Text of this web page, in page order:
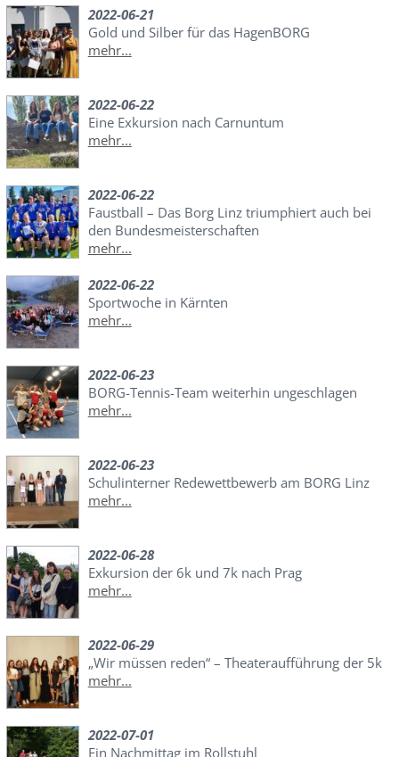
2022-06-21
Gold und Silber für das HagenBORG
mehr...
2022-06-22
Eine Exkursion nach Carnuntum
mehr...
2022-06-22
Faustball – Das Borg Linz triumphiert auch bei
den Bundesmeisterschaften
mehr...
2022-06-22
Sportwoche in Kärnten
mehr...
2022-06-23
BORG-Tennis-Team weiterhin ungeschlagen
mehr...
2022-06-23
Schulinterner Redewettbewerb am BORG Linz
mehr...
2022-06-28
Exkursion der 6k und 7k nach Prag
mehr...
2022-06-29
„Wir müssen reden“ – Theateraufführung der 5k
mehr...
2022-07-01
Ein Nachmittag im Rollstuhl